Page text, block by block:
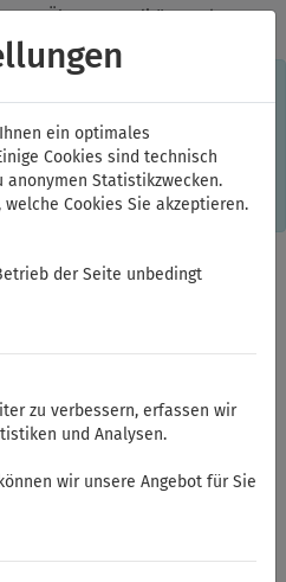
✓Über 20 Qualitätsmarken ✓
ab 150,00 Euro Bruttowarenwert
beispielsweise die Session-
auf Ihrem Rechner
der Funktionsumfang des
Sind Sie damit nicht
hier.
Knarren 1/2"
ein optimales
Cookies sind technisch
anonymen Statistikzwecken.
Cookies Sie akzeptieren.
der Seite unbedingt
zu verbessern, erfassen wir
und Analysen.
wir unsere Angebot für Sie